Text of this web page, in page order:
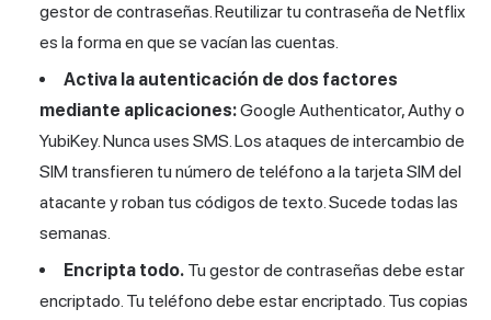
gestor de contraseñas. Reutilizar tu contraseña de Netflix
es la forma en que se vacían las cuentas.
Activa la autenticación de dos factores
mediante aplicaciones:Google Authenticator, Authy o
YubiKey. Nunca uses SMS. Los ataques de intercambio de
SIM transfieren tu número de teléfono a la tarjeta SIM del
atacante y roban tus códigos de texto. Sucede todas las
semanas.
Encripta todo. Tu gestor de contraseñas debe estar
encriptado. Tu teléfono debe estar encriptado. Tus copias